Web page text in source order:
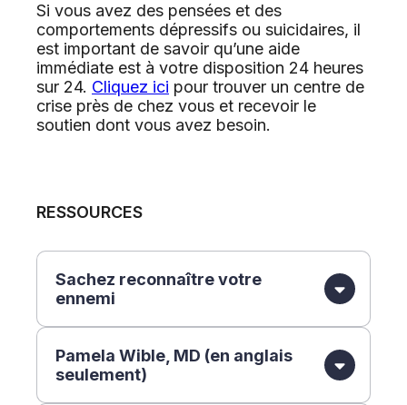
Si vous avez des pensées et des
comportements dépressifs ou suicidaires, il
est important de savoir qu’une aide
immédiate est à votre disposition 24 heures
sur 24. Cliquez ici pour trouver un centre de
crise près de chez vous et recevoir le
soutien dont vous avez besoin.
RESSOURCES
Sachez reconnaître votre
ennemi
Pamela Wible, MD (en anglais
seulement)